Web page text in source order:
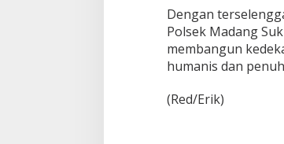
Dengan
Polsek Madang
membangun
humanis dan
(Red/Erik)